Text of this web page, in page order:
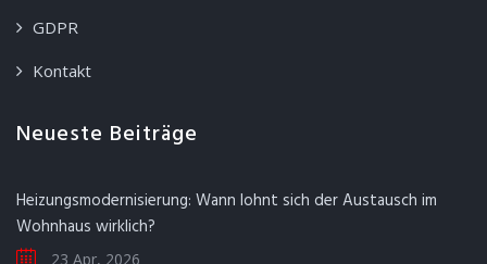
GDPR
Kontakt
Neueste Beiträge
Heizungsmodernisierung: Wann lohnt sich der Austausch im
Wohnhaus wirklich?
23 Apr, 2026